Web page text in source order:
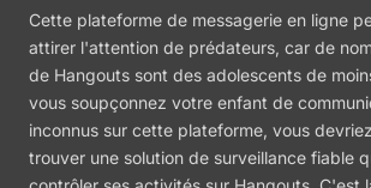
Cette plateforme de messagerie en ligne
attirer l'attention de prédateurs, car de
de Hangouts sont des adolescents de
vous soupçonnez votre enfant de
inconnus sur cette plateforme, vous
trouver une solution de surveillance fiable